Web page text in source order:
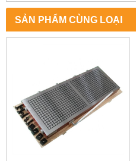
SẢN PHẨM CÙNG LOẠI